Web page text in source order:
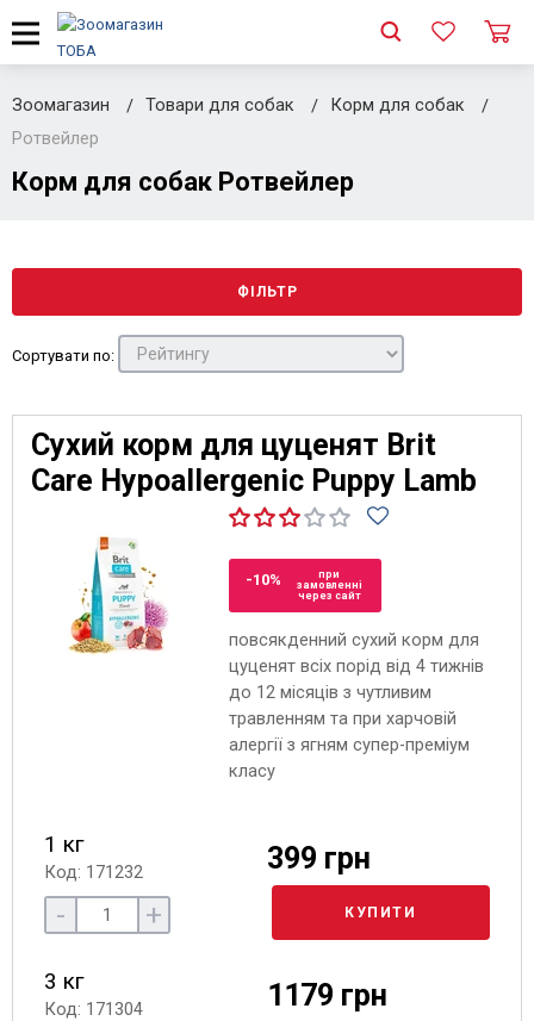
Зоомагазин Товари для собак
Корм для собак
Ротвейлер
Корм для собак Ротвейлер
ФІЛЬТР
Сортувати по:
Сухий корм для цуценят Brit
Care Hypoallergenic Puppy Lamb
-10%
при
замовленні
через сайт
повсякденний сухий корм для
цуценят всіх порід від 4 тижнів
до 12 місяців з чутливим
травленням та при харчовій
алергії з ягням супер-преміум
класу
1 кг
Код: 171232 399 грн
- + КУПИТИ
3 кг
Код: 171304 1179 грн